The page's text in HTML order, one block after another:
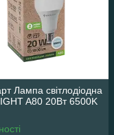
Лампа світлодіодна
A80 20Вт 6500K